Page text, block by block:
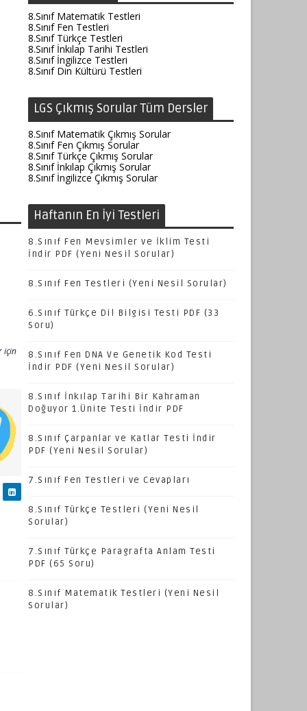
için
8.Sınıf Matematik Testleri
8.Sınıf Fen Testleri
8.Sınıf Türkçe Testleri
8.Sınıf İnkılap Tarihi Testleri
8.Sınıf İngilizce Testleri
8.Sınıf Din Kültürü Testleri
LGS Çıkmış Sorular Tüm Dersler
8.Sınıf Matematik Çıkmış Sorular
8.Sınıf Fen Çıkmış Sorular
8.Sınıf Türkçe Çıkmış Sorular
8.Sınıf İnkılap Çıkmış Sorular
8.Sınıf İngilizce Çıkmış Sorular
Haftanın En İyi Testleri
8.Sınıf Fen Mevsimler ve İklim Testi
İndir PDF (Yeni Nesil Sorular)
8.Sınıf Fen Testleri (Yeni Nesil Sorular)
6.Sınıf Türkçe Dil Bilgisi Testi PDF (33
Soru)
8.Sınıf Fen DNA Ve Genetik Kod Testi
İndir PDF (Yeni Nesil Sorular)
8.Sınıf İnkılap Tarihi Bir Kahraman
Doğuyor 1.Ünite Testi İndir PDF
8.Sınıf Çarpanlar ve Katlar Testi İndir
PDF (Yeni Nesil Sorular)
7.Sınıf Fen Testleri ve Cevapları
8.Sınıf Türkçe Testleri (Yeni Nesil
Sorular)
7.Sınıf Türkçe Paragrafta Anlam Testi
PDF (65 Soru)
8.Sınıf Matematik Testleri (Yeni Nesil
Sorular)